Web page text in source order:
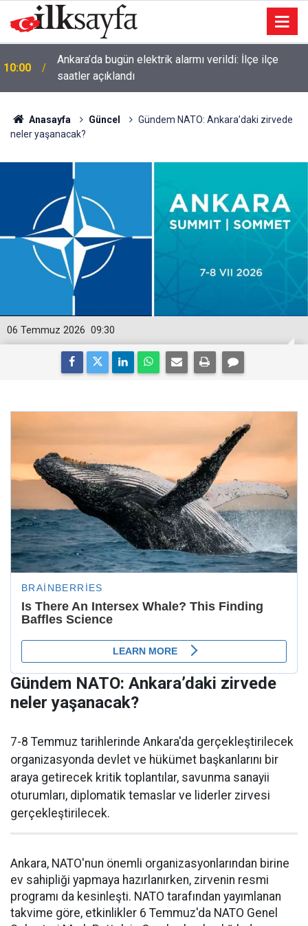
10:00
Ankara’da bugün elektrik alarmı verildi: İlçe ilçe
saatler açıklandı
Anasayfa Güncel
Gündem NATO: Ankara’daki zirvede
neler yaşanacak?
09:30
06 Temmuz 2026
Gündem NATO: Ankara’daki zirvede
neler yaşanacak?
7-8 Temmuz tarihlerinde Ankara'da gerçekleştirilecek
organizasyonda devlet ve hükümet başkanlarını bir
araya getirecek kritik toplantılar, savunma sanayii
oturumları, diplomatik temaslar ve liderler zirvesi
gerçekleştirilecek.
Ankara, NATO'nun önemli organizasyonlarından birine
ev sahipliği yapmaya hazırlanırken, zirvenin resmi
programı da kesinleşti. NATO tarafından yayımlanan
takvime göre, etkinlikler 6 Temmuz'da NATO Genel